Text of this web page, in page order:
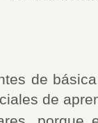
de
de